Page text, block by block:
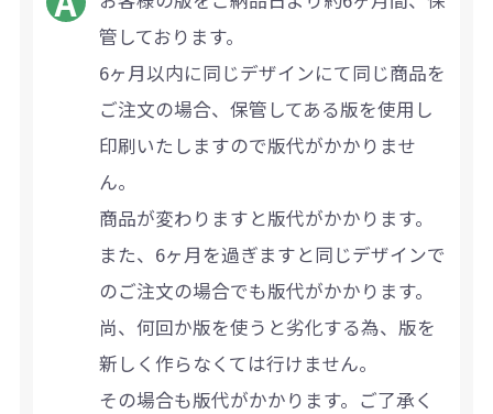
管しております。
6ヶ月以内に同じデザインにて同じ商品を
ご注文の場合、保管してある版を使用し
印刷いたしますので版代がかかりませ
ん。
商品が変わりますと版代がかかります。
また、6ヶ月を過ぎますと同じデザインで
のご注文の場合でも版代がかかります。
尚、何回か版を使うと劣化する為、版を
新しく作らなくては行けません。
その場合も版代がかかります。ご了承く